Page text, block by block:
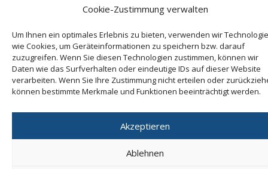
Cookie-Zustimmung verwalten
Um Ihnen ein optimales Erlebnis zu bieten, verwenden wir
wie Cookies, um Geräteinformationen zu speichern bzw. darauf
zuzugreifen. Wenn Sie diesen Technologien zustimmen, können wir
Daten wie das Surfverhalten oder eindeutige IDs auf dieser Website
verarbeiten. Wenn Sie Ihre Zustimmung nicht erteilen oder
können bestimmte Merkmale und Funktionen beeinträchtigt werden.
Akzeptieren
Ablehnen
AGB Impressum Datenschutzerklärung
Cookie-Richtlinie (EU) Vertrag widerrufen